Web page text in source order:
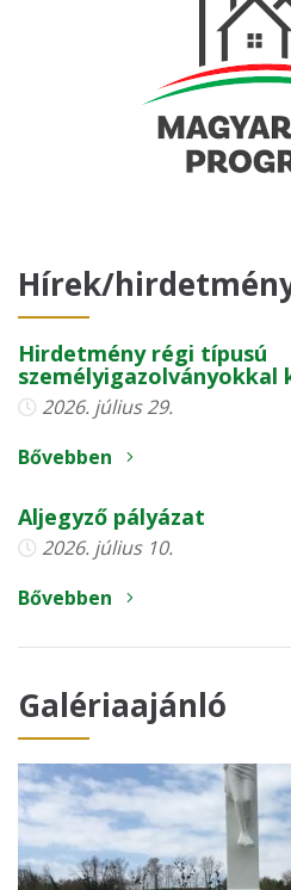
Hírek/
Hirdetmény régi típusú
személyigazolványokkal
2026. július 29.
Bővebben
Aljegyző pályázat
2026. július 10.
Bővebben
Galériaajánló